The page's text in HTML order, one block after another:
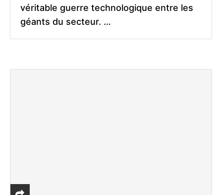
véritable guerre technologique entre les
géants du secteur. …